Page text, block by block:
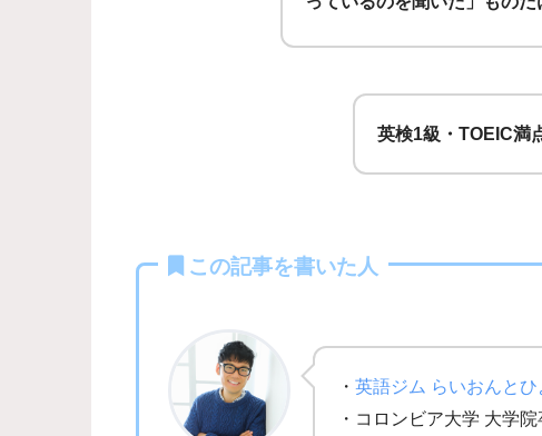
英検1級・TOEIC満
この記事を書いた人
・ 英語ジム らいおんと
・コロンビア大学 大学